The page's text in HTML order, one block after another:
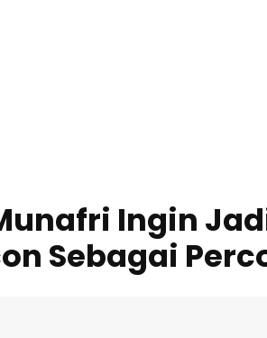
Ingin
Sebagai